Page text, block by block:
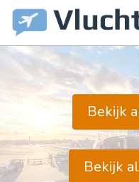
Bekijk
Bekijk